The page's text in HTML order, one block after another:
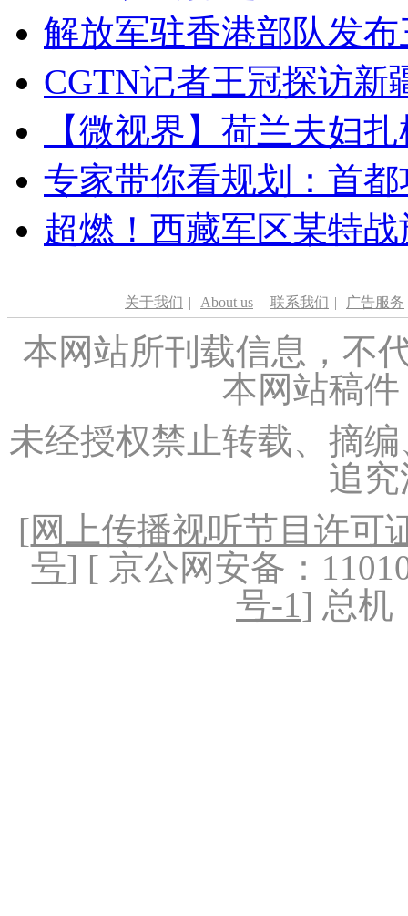
解放军驻香港部队发
CGTN记者王冠探访新
【微视界】荷兰夫妇
专家带你看规划：首
超燃！西藏军区某特
关于我们 | About us | 联系我们 | 广告服务
本网站所刊载信息，不
本网站稿
未经授权禁止转载、摘
追
[网上传播视听节目许可
号] [ 京公网安备：
号-1] 总机